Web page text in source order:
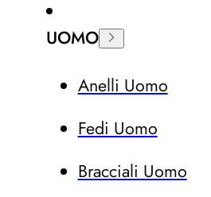
UOMO
Anelli Uomo
Fedi Uomo
Bracciali Uomo